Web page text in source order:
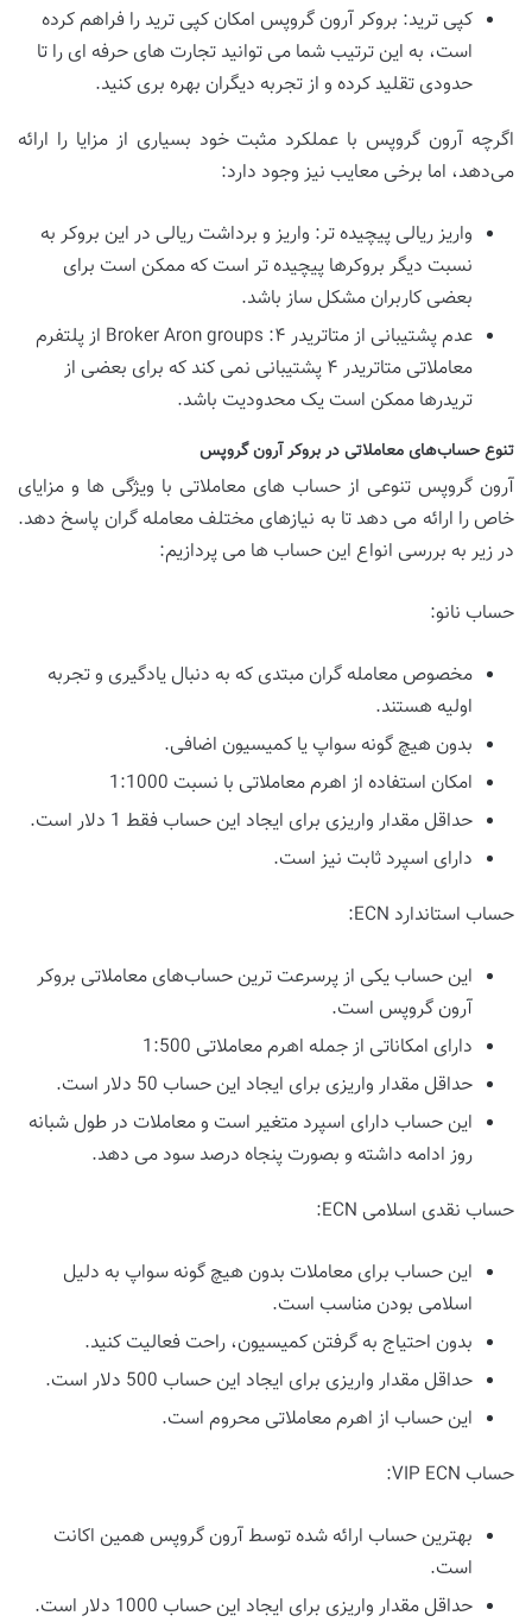
کپی ترید: بروکر آرون گروپس امکان کپی ترید را فراهم کرده
است، به این ترتیب شما می ‌توانید تجارت‌ های حرفه‌ ای را تا
حدودی تقلید کرده و از تجربه دیگران بهره‌ بری کنید.
اگرچه آرون گروپس با عملکرد مثبت خود بسیاری از مزایا را ارائه
می‌دهد، اما برخی معایب نیز وجود دارد:
واریز ریالی پیچیده ‌تر: واریز و برداشت ریالی در این بروکر به
نسبت دیگر بروکرها پیچیده ‌تر است که ممکن است برای
بعضی کاربران مشکل‌ ساز باشد.
عدم پشتیبانی از متاتریدر ۴: Broker Aron groups از پلتفرم
معاملاتی متاتریدر ۴ پشتیبانی نمی‌ کند که برای بعضی از
تریدرها ممکن است یک محدودیت باشد.
تنوع حساب‌های معاملاتی در بروکر آرون گروپس
آرون گروپس تنوعی از حساب ‌های معاملاتی با ویژگی‌ ها و مزایای
خاص را ارائه می ‌دهد تا به نیازهای مختلف معامله ‌گران پاسخ دهد.
در زیر به بررسی انواع این حساب ‌ها می ‌پردازیم:
حساب نانو:
مخصوص معامله‌ گران مبتدی که به دنبال یادگیری و تجربه
اولیه هستند.
بدون هیچ گونه سواپ یا کمیسیون اضافی.
امکان استفاده از اهرم معاملاتی با نسبت 1:1000
حداقل مقدار واریزی برای ایجاد این حساب فقط 1 دلار است.
دارای اسپرد ثابت نیز است.
حساب استاندارد ECN:
این حساب یکی از پرسرعت ‌ترین حساب‌های معاملاتی بروکر
آرون گروپس است.
دارای امکاناتی از جمله اهرم معاملاتی 1:500
حداقل مقدار واریزی برای ایجاد این حساب 50 دلار است.
این حساب دارای اسپرد متغیر است و معاملات در طول شبانه‌
روز ادامه داشته و بصورت پنجاه درصد سود می دهد.
حساب نقدی اسلامی ECN:
این حساب برای معاملات بدون هیچ گونه سواپ به دلیل
اسلامی بودن مناسب است.
بدون احتیاج به گرفتن کمیسیون، راحت فعالیت کنید.
حداقل مقدار واریزی برای ایجاد این حساب 500 دلار است.
این حساب از اهرم معاملاتی محروم است.
حساب VIP ECN:
بهترین حساب ارائه شده توسط آرون گروپس همین اکانت
است.
حداقل مقدار واریزی برای ایجاد این حساب 1000 دلار است.